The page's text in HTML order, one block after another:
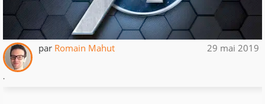
par Romain Mahut 29 mai 2019
.